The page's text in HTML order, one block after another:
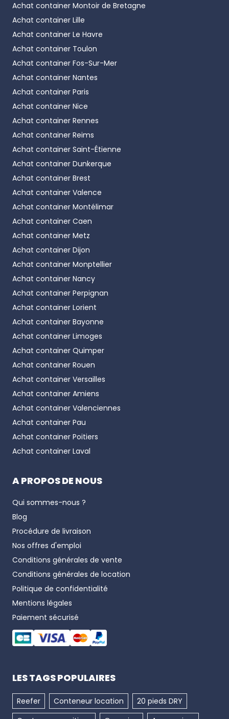
Achat container Montoir de Bretagne
Achat container Lille
Achat container Le Havre
Achat container Toulon
Achat container Fos-Sur-Mer
Achat container Nantes
Achat container Paris
Achat container Nice
Achat container Rennes
Achat container Reims
Achat container Saint-Étienne
Achat container Dunkerque
Achat container Brest
Achat container Valence
Achat container Montélimar
Achat container Caen
Achat container Metz
Achat container Dijon
Achat container Monptellier
Achat container Nancy
Achat container Perpignan
Achat container Lorient
Achat container Bayonne
Achat container Limoges
Achat container Quimper
Achat container Rouen
Achat container Versailles
Achat container Amiens
Achat container Valenciennes
Achat container Pau
Achat container Poitiers
Achat container Laval
A PROPOS DE NOUS
Qui sommes-nous ?
Blog
Procédure de livraison
Nos offres d'emploi
Conditions générales de vente
Conditions générales de location
Politique de confidentialité
Mentions légales
Paiement sécurisé
LES TAGS POPULAIRES
Reefer Conteneur location
20 pieds DRY